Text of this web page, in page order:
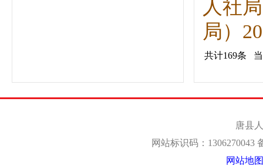
人社
局）
共计169条
唐县
网站标识码：1306270043
网站地图